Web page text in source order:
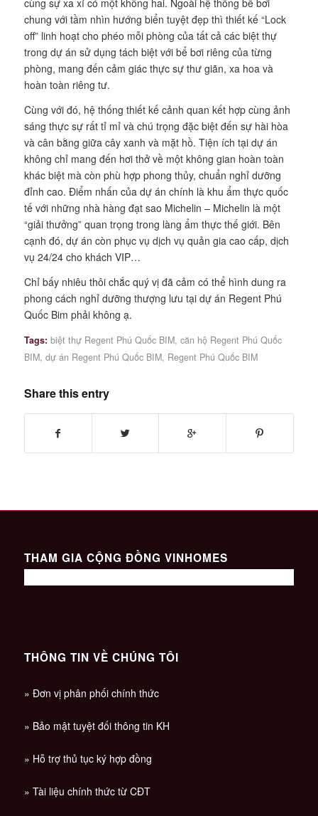
chung với tầm nhìn hướng biển tuyệt đẹp thì thiết kế “Lock
off” linh hoạt cho phéo mỗi phòng của tất cả các biệt thự
trong dự án sử dụng tách biệt với bể bơi riêng của từng
phòng, mang đến cảm giác thực sự thư giãn, xa hoa và
hoàn toàn riêng tư.
Cùng với đó, hệ thống thiết kế cảnh quan kết hợp cùng ảnh
sáng thực sự rất tỉ mỉ và chú trọng đặc biệt đến sự hài hòa
và cân bằng giữa cây xanh và mặt hồ. Tiện ích tại dự án
không chỉ mang đến hơi thở về một không gian hoàn toàn
khác biệt mà còn phù hợp phong thủy, chuẩn nghỉ dưỡng
đỉnh cao. Điểm nhấn của dự án chính là khu ẩm thực quốc
tế với những nhà hàng đạt sao Michelin – Michelin là một
“giải thưởng” quan trọng trong làng ẩm thực thế giới. Bên
cạnh đó, dự án còn phục vụ dịch vụ quản gia cao cấp, dịch
vụ 24/24 cho khách VIP…
Chỉ bấy nhiêu thôi chắc quý vị đã cảm có thể hình dung ra
phong cách nghỉ dưỡng thượng lưu tại dự án Regent Phú
Quốc Bim phải không ạ.
Tags: biệt thự Regent Phú Quốc BIM, căn hộ Regent Phú Quốc
BIM, dự án Regent Phú Quốc BIM, Regent Phú Quốc BIM
Share this entry
THAM GIA CỘNG ĐỒNG VINHOMES
THÔNG TIN VỀ CHÚNG TÔI
» Đơn vị phân phối chính thức
» Bảo mật tuyệt đối thông tin KH
» Hỗ trợ thủ tục ký hợp đồng
» Tài liệu chính thức từ CĐT